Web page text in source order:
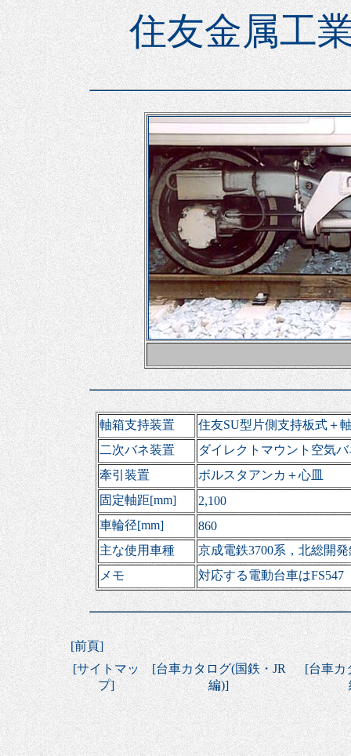
住友金属工
軸箱支持装置
住友SU型片側支持板式＋
二次バネ装置
ダイレクトマウント空気
牽引装置
ボルスタアンカ＋心皿
固定軸距[mm]
2,100
車輪径[mm]
860
主な使用車種
京成電鉄3700系，北総開
メモ
対応する電動台車はFS547
[前頁]
[サイトマッ
プ]
[台車カタログ(国鉄・JR
編)]
[台車カ